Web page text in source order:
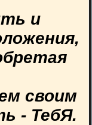
и
своим
- ТебЯ.